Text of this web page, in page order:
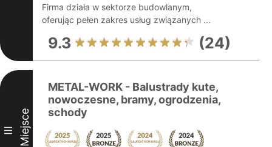
Firma działa w sektorze budowlanym,
oferując pełen zakres usług związanych ...
9.3 (24)
III Miejsce
METAL-WORK - Balustrady kute,
nowoczesne, bramy, ogrodzenia,
schody